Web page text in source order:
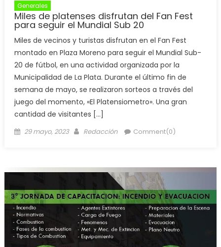
Generales
Miles de platenses disfrutan del Fan Fest
para seguir el Mundial Sub 20
Miles de vecinos y turistas disfrutan en el Fan Fest
montado en Plaza Moreno para seguir el Mundial Sub-
20 de fútbol, en una actividad organizada por la
Municipalidad de La Plata. Durante el último fin de
semana de mayo, se realizaron sorteos a través del
juego del momento, «El Platensiometro». Una gran
cantidad de visitantes […]
29 mayo, 2023 Redacción Comment(0)